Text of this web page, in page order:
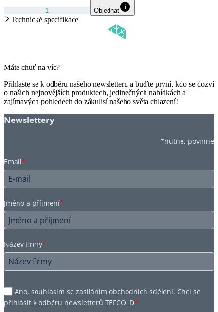
Objednat
Technické specifikace
Máte chuť na víc?
Přihlaste se k odběru našeho newsletteru a buďte první, kdo se dozví
o našich nejnovějších produktech, jedinečných nabídkách a
zajímavých pohledech do zákulisí našeho světa chlazení!
Newslettery
*nutné, povinné
Email*
Jméno a příjmení*
Název firmy*
Ano, souhlasím se zasíláním obchodních sdělení. Chci se
přihlásit k odběru newsletterů TEFCOLD*